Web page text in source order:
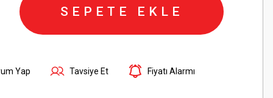
SEPETE EKLE
Yap Tavsiye Et Fiyatı Alarmı